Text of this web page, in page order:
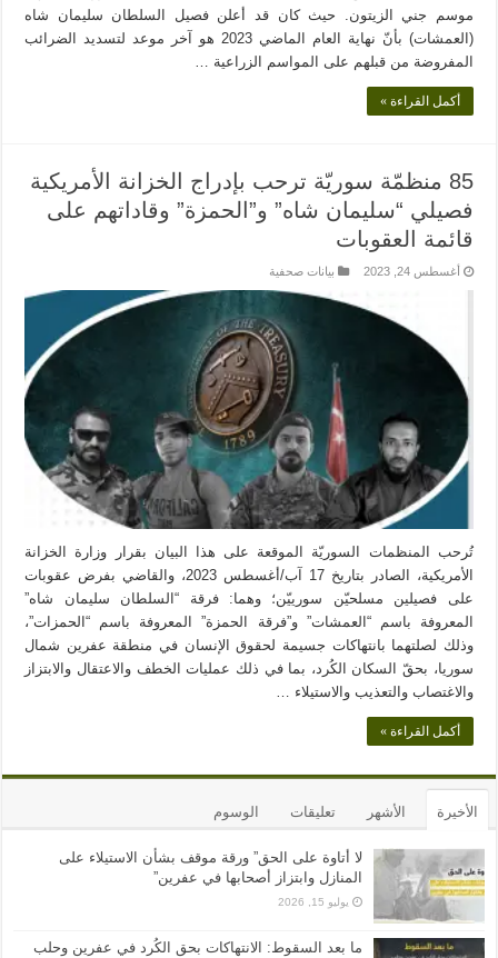
موسم جني الزيتون. حيث كان قد أعلن فصيل السلطان سليمان شاه
(العمشات) بأنّ نهاية العام الماضي 2023 هو آخر موعد لتسديد الضرائب
المفروضة من قبلهم على المواسم الزراعية …
أكمل القراءة »
85 منظمّة سوريّة ترحب بإدراج الخزانة الأمريكية
فصيلي “سليمان شاه” و”الحمزة” وقاداتهم على
قائمة العقوبات
أغسطس 24, 2023 بيانات صحفية
تُرحب المنظمات السوريّة الموقعة على هذا البيان بقرار وزارة الخزانة
الأمريكية، الصادر بتاريخ 17 آب/أغسطس 2023، والقاضي بفرض عقوبات
على فصيلين مسلحيّن سورييّن؛ وهما: فرقة “السلطان سليمان شاه”
المعروفة باسم “العمشات” و”فرقة الحمزة” المعروفة باسم “الحمزات”،
وذلك لصلتهما بانتهاكات جسيمة لحقوق الإنسان في منطقة عفرين شمال
سوريا، بحقّ السكان الكُرد، بما في ذلك عمليات الخطف والاعتقال والابتزاز
والاغتصاب والتعذيب والاستيلاء …
أكمل القراءة »
الأخيرة الأشهر تعليقات الوسوم
لا أتاوة على الحق” ورقة موقف بشأن الاستيلاء على
المنازل وابتزاز أصحابها في عفرين”
يوليو 15, 2026
ما بعد السقوط: الانتهاكات بحق الكُرد في عفرين وحلب